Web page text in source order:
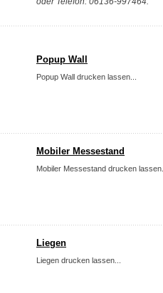
Popup Wall
Popup Wall drucken lassen...
Mobiler Messestand
Mobiler Messestand drucken
Liegen
Liegen drucken lassen...